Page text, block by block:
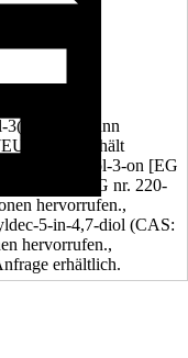
3(2H)-on. Kann
Enthält
2H-isothiazol-3-on [EG
3-on [EG nr. 220-
hervorrufen.,
5-in-4,7-diol (CAS:
hervorrufen.,
erhältlich.